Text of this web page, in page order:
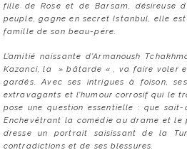
fille de Rose et de Barsam, désireuse
peuple, gagne en secret Istanbul, elle
famille de son beau-père.
L’amitié naissante d’Armanoush
Kazanci, la » bâtarde « , va faire voler
gardés. Avec ses intrigues à foison,
extravagants et l’humour corrosif qui le
pose une question essentielle : que
Enchevêtrant la comédie au drame et le
dresse un portrait saisissant de la
contradictions et de ses blessures.